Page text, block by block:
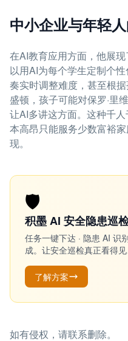
中小企业与年轻
在AI教育应用方面，他展
以用AI为每个学生定制个
奏实时调整难度，甚至根
盛顿，孩子可能对保罗·里
让AI多讲这方面。这种千
本高昂只能服务少数富裕
现。
🛡️
积墨 AI 安全隐患巡
任务一键下达 · 隐患 AI 识
成。让安全巡检真正看得见
了解方案
如有侵权，请联系删除。